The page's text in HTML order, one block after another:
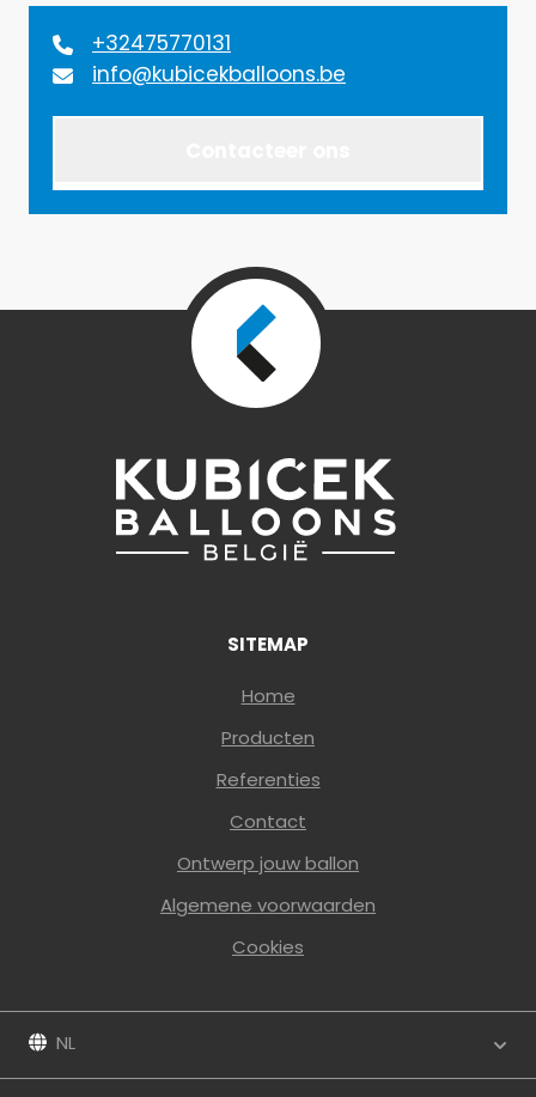
+32475770131
info@kubicekballoons.be
SITEMAP
Home
Producten
Referenties
Contact
Ontwerp jouw ballon
Algemene voorwaarden
Cookies
NL